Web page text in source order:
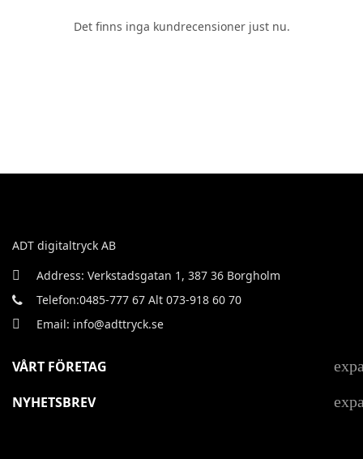
Det finns inga kundrecensioner just nu.
ADT digitaltryck AB
Address: Verkstadsgatan 1, 387 36 Borgholm
Telefon:0485-777 67 Alt 073-918 60 70
Email: info@adttryck.se
VÅRT FÖRETAG
NYHETSBREV